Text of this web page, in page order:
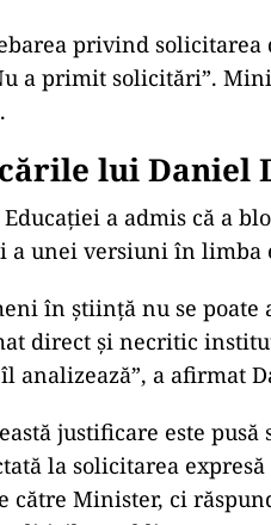
a fost
a fost realizată de o
răspunsurile oficiale
care a modificat
Ministerul a
dacă IȘE a
au răspuns:
a înlocuit formularea
privind solicitarea
a primit solicitări”.